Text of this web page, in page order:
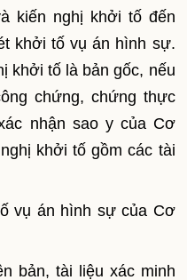
kiến nghị khởi tố đến
khởi tố vụ án hình sự.
khởi tố là bản gốc, nếu
chứng, chứng thực
nhận sao y của Cơ
khởi tố gồm các tài
vụ án hình sự của Cơ
bản, tài liệu xác minh